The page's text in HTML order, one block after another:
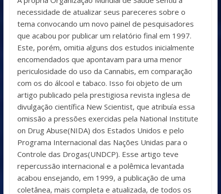
necessidade de atualizar seus pareceres sobre o
tema convocando um novo painel de pesquisadores
que acabou por publicar um relatório final em 1997.
Este, porém, omitia alguns dos estudos inicialmente
encomendados que apontavam para uma menor
periculosidade do uso da Cannabis, em comparação
com os do álcool e tabaco. Isso foi objeto de um
artigo publicado pela prestigiosa revista inglesa de
divulgação científica New Scientist, que atribuía essa
omissão a pressões exercidas pela National Institute
on Drug Abuse(NIDA) dos Estados Unidos e pelo
Programa Internacional das Nações Unidas para o
Controle das Drogas(UNDCP). Esse artigo teve
repercussão internacional e a polêmica levantada
acabou ensejando, em 1999, a publicação de uma
coletânea, mais completa e atualizada, de todos os